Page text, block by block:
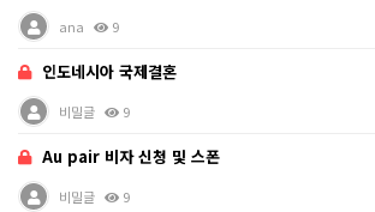
ana 9
인도네시아 국제결혼
비밀글 9
Au pair 비자 신청 및 스폰
비밀글 9